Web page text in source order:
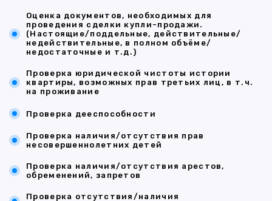
Оценка документов, необходимых для
проведения сделки купли-продажи.
(Настоящие/поддельные, действительные/
недействительные, в полном объёме/
недостаточные и т.д.)
Проверка юридической чистоты истории
квартиры, возможных прав третьих лиц, в т.ч.
на проживание
Проверка дееспособности
Проверка наличия/отсутствия прав
несовершеннолетних детей
Проверка наличия/отсутствия арестов,
обременений, запретов
Проверка отсутствия/наличия